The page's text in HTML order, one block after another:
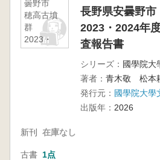
曇野市
穂高古墳
群
2023・
2024年
長野県安曇野
2023・2024年
査報告書
シリーズ：
著者： 青木敬 松本
発行元： 國學院大學
出版年： 2026
新刊 在庫なし
古書 1点